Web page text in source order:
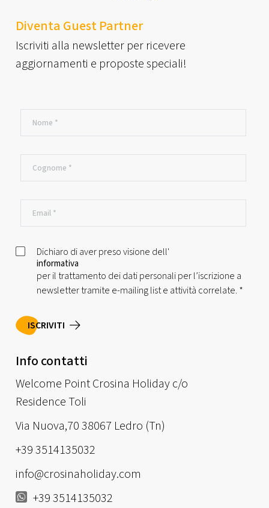
Diventa Guest Partner
Iscriviti alla newsletter per ricevere
aggiornamenti e proposte speciali!
Dichiaro di aver preso visione dell'
informativa
per il trattamento dei dati personali per l’iscrizione a
newsletter tramite e-mailing list e attività correlate. *
ISCRIVITI
Info contatti
Welcome Point Crosina Holiday c/o
Residence Toli
Via Nuova,70 38067 Ledro (Tn)
+39 3514135032
info@crosinaholiday.com
+39 3514135032